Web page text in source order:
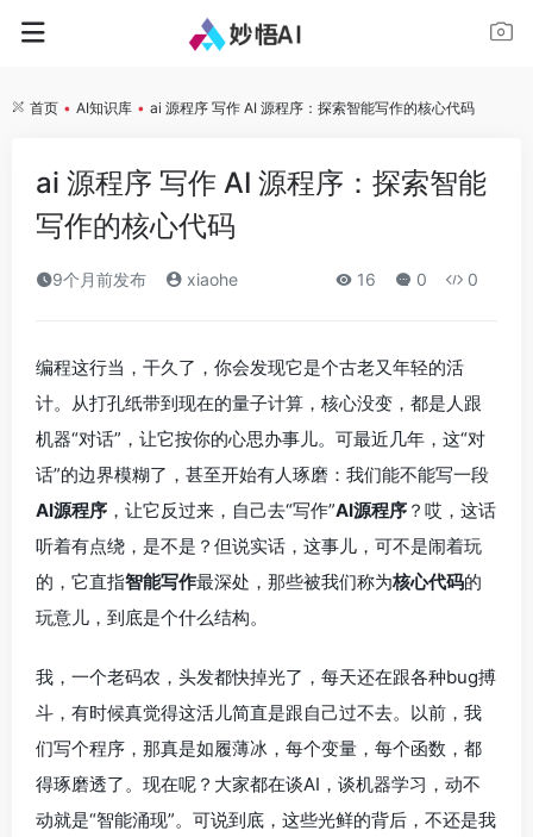
首页 • AI知识库 • ai 源程序 写作 AI 源程序：探索智能写作的核心代码
ai 源程序 写作 AI 源程序：探索智能
写作的核心代码
9个月前发布 xiaohe 16 0 0
编程这行当，干久了，你会发现它是个古老又年轻的活
计。从打孔纸带到现在的量子计算，核心没变，都是人跟
机器“对话”，让它按你的心思办事儿。可最近几年，这“对
话”的边界模糊了，甚至开始有人琢磨：我们能不能写一段
AI源程序 ，让它反过来，自己去“写作”AI源程序 ？哎，这话
听着有点绕，是不是？但说实话，这事儿，可不是闹着玩
的，它直指智能写作最深处，那些被我们称为核心代码的
玩意儿，到底是个什么结构。
我，一个老码农，头发都快掉光了，每天还在跟各种bug搏
斗，有时候真觉得这活儿简直是跟自己过不去。以前，我
们写个程序，那真是如履薄冰，每个变量，每个函数，都
得琢磨透了。现在呢？大家都在谈AI，谈机器学习，动不
动就是“智能涌现”。可说到底，这些光鲜的背后，不还是我